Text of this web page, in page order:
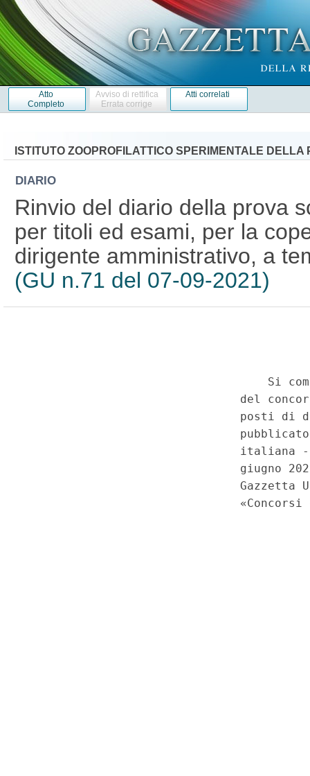
Atto
Completo
Avviso di rettifica
Errata corrige
Atti correlati
ISTITUTO ZOOPROFILATTICO SPERIMENTALE
DIARIO
Rinvio del diario della prova
per titoli ed esami, per la
dirigente amministrativo, a
(GU n.71 del 07-09-2021)